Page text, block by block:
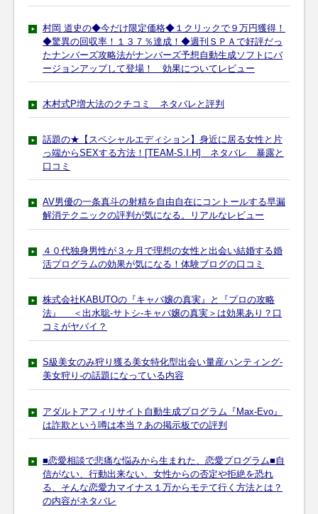
村岡 道史の◆今だけ限定価格◆１クリックで９万円獲得！
◆驚異の回収率！１３７％達成！◆週刊ＳＰＡで好評だっ
たナンバーズ攻略法がナンバーズ予想自動生成ソフトにバ
ージョンアップして登場！ 効果についてレビュー
木村式P増大法のクチコミ ネタバレと評判
話題の★【スペシャルエディション】身近に居る女性と片
っ端からSEXする方法！[TEAM-S.I.H] ネタバレ 暴露と
口コミ
AV男優の一条真斗の射精を自由自在にコントールする早漏
解消テクニックの評判が気になる。リアルなレビュー
４０代独身男性が３ヶ月で理想の女性と出会い結婚する婚
活プログラムの効果が気になる！体験ブログの口コミ
株式会社KABUTOの『キャバ嬢の真実』と『プロの攻略
法』 ＜出水聡‐サトシ-キャバ嬢の真実＞は効果あり？口
コミがヤバイ？
S級美女のみ狩り獲る美女特化型出会い量産ハンティング-
美女狩り-の話題になっている内容
アダルトアフィリサイト自動生成プログラム『Max-Evo』
は詐欺という噂は本当？あの掲示板での評判
■恋愛相談で悲痛な悩みから生まれた、恋愛プログラム■自
信がない、行動出来ない、女性からの否定や拒絶を恐れ
る、そんな恋愛力マイナス１万からモテて行く方法とは？
の内容がネタバレ